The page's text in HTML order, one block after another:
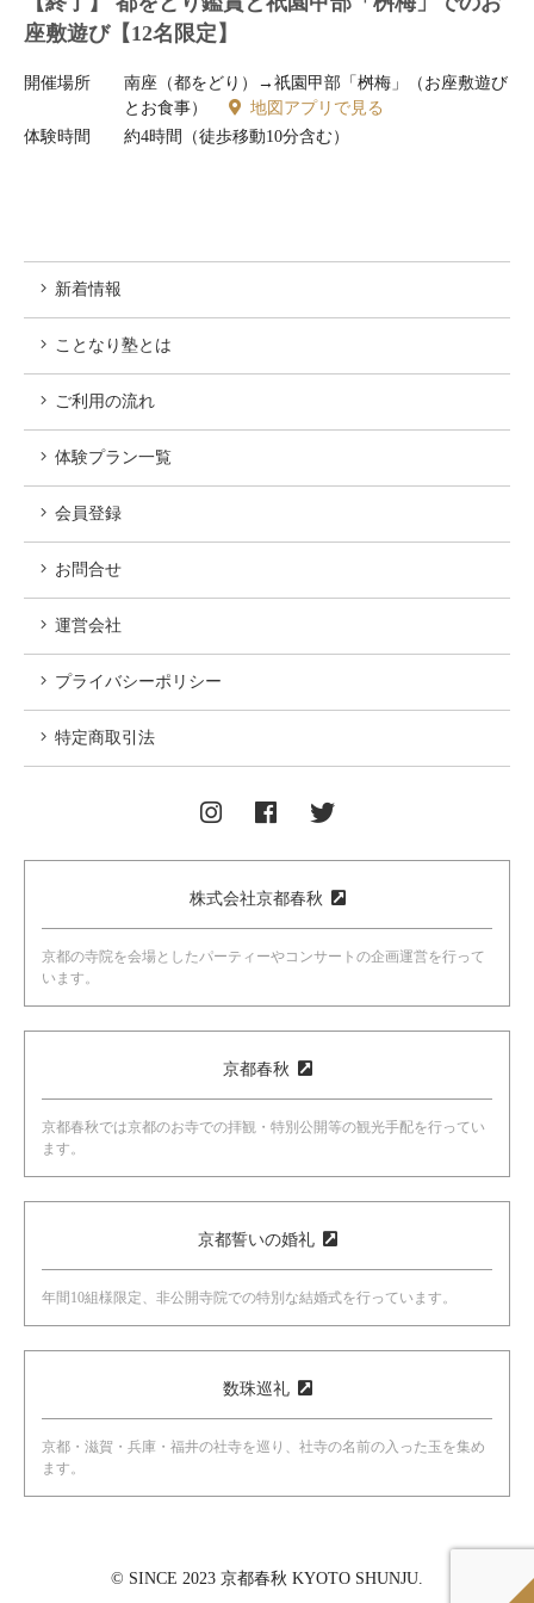
座敷遊び【12名限定】
開催場所
南座（都をどり）→祇園甲部「桝梅」（お座敷遊び
とお食事）
地図アプリで見る
体験時間
約4時間（徒歩移動10分含む）
新着情報
ことなり塾とは
ご利用の流れ
体験プラン一覧
会員登録
お問合せ
運営会社
プライバシーポリシー
特定商取引法
株式会社京都春秋
京都の寺院を会場としたパーティーやコンサートの企画運営を行って
います。
京都春秋
京都春秋では京都のお寺での拝観・特別公開等の観光手配を行ってい
ます。
京都誓いの婚礼
年間10組様限定、非公開寺院での特別な結婚式を行っています。
数珠巡礼
京都・滋賀・兵庫・福井の社寺を巡り、社寺の名前の入った玉を集め
ます。
© SINCE 2023 京都春秋 KYOTO SHUNJU.